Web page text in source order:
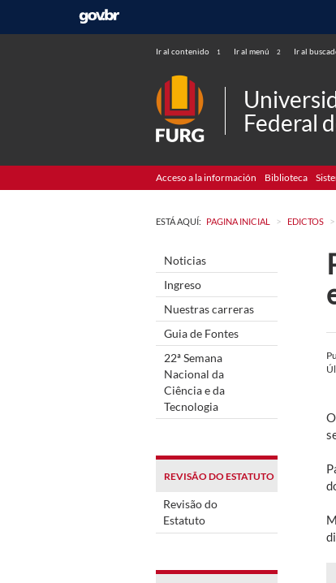
Ir al contenido 1 Ir al menú 2 Ir al
Federal
Acceso a la información Biblioteca
ESTÁ AQUÍ: PAGINA INICIAL > EDICTOS >
Noticias
Ingreso
Nuestras carreras
Guia de Fontes
22ª Semana
Nacional da
Ciência e da
Tecnologia
REVISÃO DO ESTATUTO
Revisão do
Estatuto